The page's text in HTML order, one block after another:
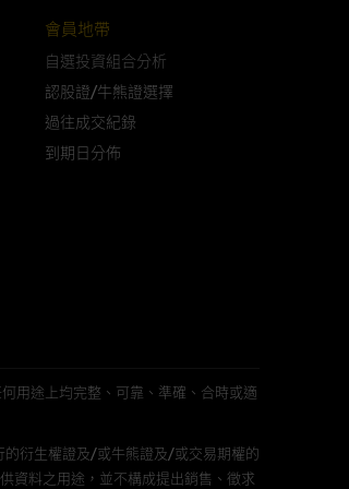
反映未
瞭解結構
資者會
此等網
有人訂
會員地帶
自選投資組合分析
認股證/牛熊證選擇
過往成交紀錄
到期日分佈
用途上均完整、可靠、準確、合時或適
衍生權證及/或牛熊證及/或交易期權的
資料之用途，並不構成提出銷售、徵求